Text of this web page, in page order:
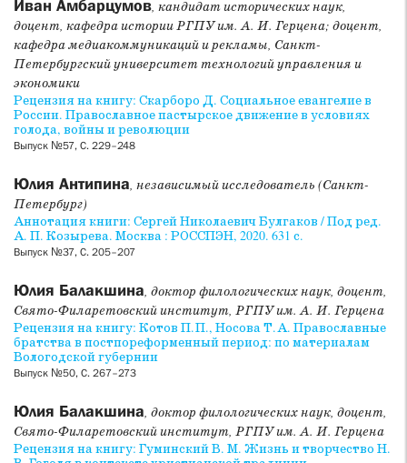
Иван Амбарцумов, кандидат исторических наук,
доцент, кафедра истории РГПУ им. А. И. Герцена; доцент,
кафедра медиакоммуникаций и рекламы, Санкт-
Петербургский университет технологий управления и
экономики
Рецензия на книгу: Скарборо Д. Социальное евангелие в
России. Православное пастырское движение в условиях
голода, войны и революции
Выпуск №57, С. 229–248
Юлия Антипина, независимый исследователь (Санкт-
Петербург)
Аннотация книги: Сергей Николаевич Булгаков / Под ред.
А. П. Козырева. Москва : РОССПЭН, 2020. 631 с.
Выпуск №37, С. 205–207
Юлия Балакшина, доктор филологических наук, доцент,
Свято-Филаретовский институт, РГПУ им. А. И. Герцена
Рецензия на книгу: Котов П. П., Носова Т. А. Православные
братства в постпореформенный период: по материалам
Вологодской губернии
Выпуск №50, С. 267–273
Юлия Балакшина, доктор филологических наук, доцент,
Свято-Филаретовский институт, РГПУ им. А. И. Герцена
Рецензия на книгу: Гуминский В. М. Жизнь и творчество Н.